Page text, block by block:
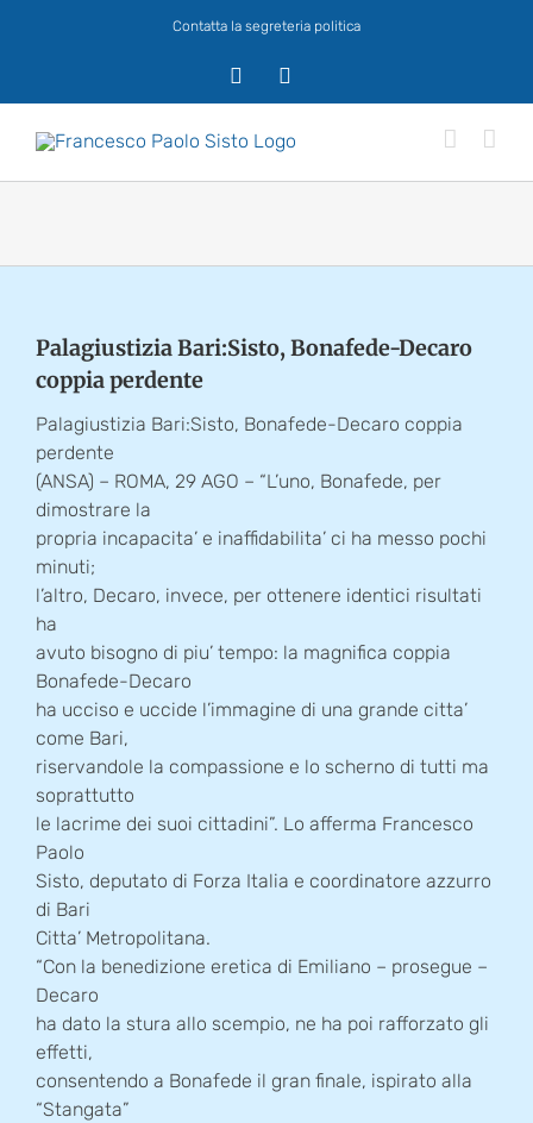
Contatta la segreteria politica
Palagiustizia Bari:Sisto, Bonafede-Decaro
coppia perdente
Palagiustizia Bari:Sisto, Bonafede-Decaro coppia
perdente
(ANSA) – ROMA, 29 AGO – “L’uno, Bonafede, per
dimostrare la
propria incapacita’ e inaffidabilita’ ci ha messo pochi
minuti;
l’altro, Decaro, invece, per ottenere identici risultati
ha
avuto bisogno di piu’ tempo: la magnifica coppia
Bonafede-Decaro
ha ucciso e uccide l’immagine di una grande citta’
come Bari,
riservandole la compassione e lo scherno di tutti ma
soprattutto
le lacrime dei suoi cittadini”. Lo afferma Francesco
Paolo
Sisto, deputato di Forza Italia e coordinatore azzurro
di Bari
Citta’ Metropolitana.
“Con la benedizione eretica di Emiliano – prosegue –
Decaro
ha dato la stura allo scempio, ne ha poi rafforzato gli
effetti,
consentendo a Bonafede il gran finale, ispirato alla
“Stangata”